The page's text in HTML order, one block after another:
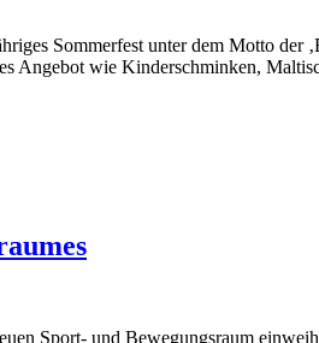
Sommerfest unter dem Motto der
Angebot wie Kinderschminken,
Sport- und Bewegungsraum